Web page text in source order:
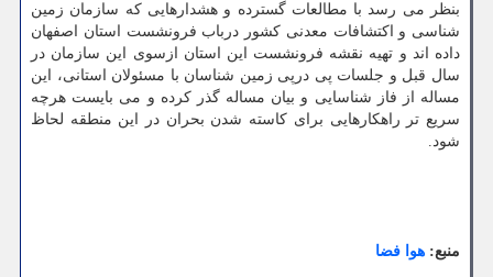
بنظر می رسد با مطالعات گسترده و هشدارهایی که سازمان زمین
شناسی و اکتشافات معدنی کشور درباب فرونشست استان اصفهان
داده اند و تهیه نقشه فرونشست این استان ازسوی این سازمان در
سال قبل و جلسات پی درپی زمین شناسان با مسئولان استانی، این
مساله از فاز شناسایی و بیان مساله گذر کرده و می بایست هرچه
سریع تر راهکارهایی برای کاسته شدن بحران در این منطقه لحاظ
شود.
منبع: هوا فضا